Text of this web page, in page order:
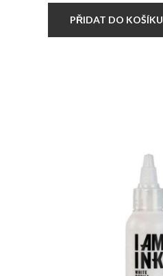
White
PŘIDAT DO KOŠÍKU